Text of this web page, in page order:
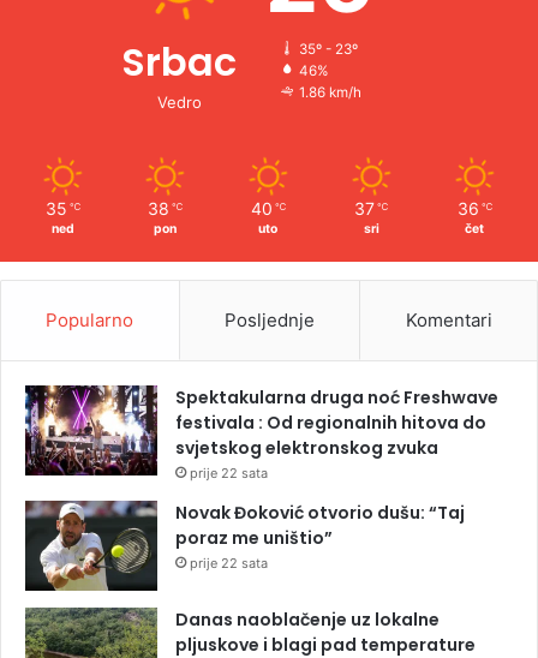
Srbac
Vedro
35º - 23º
46%
1.86 km/h
35 ℃
ned
38 ℃
pon
40 ℃
uto
37 ℃
sri
36 ℃
čet
Popularno Posljednje Komentari
Spektakularna druga noć Freshwave
festivala : Od regionalnih hitova do
svjetskog elektronskog zvuka
prije 22 sata
Novak Đoković otvorio dušu: “Taj
poraz me uništio”
prije 22 sata
Danas naoblačenje uz lokalne
pljuskove i blagi pad temperature